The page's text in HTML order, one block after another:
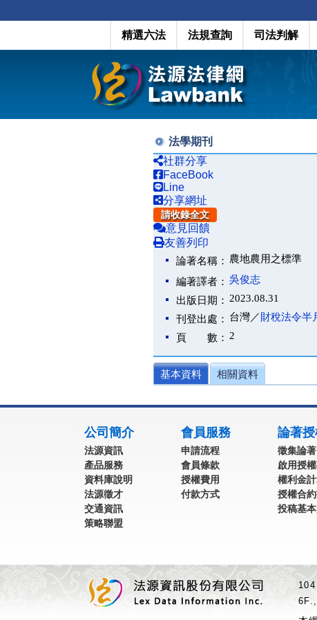
精選六法 法規查詢 司法判解
法學期刊
社群分享
FaceBook
Line
分享網址
請收錄全文
意見回饋
友善列印
論著名稱： 農地農用之標準
編著譯者： 吳俊志
出版日期： 2023.08.31
刊登出處： 台灣／財稅法令半
頁 數： 2
基本資料 相關資料
公司簡介
法源資訊
產品服務
資料庫說明
法源徵才
交通資訊
策略聯盟
會員服務
申請流程
會員條款
授權費用
付款方式
論著
徵集論著
啟用授
權利金
授權合
投稿基